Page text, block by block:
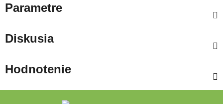
Parametre
Diskusia
Hodnotenie